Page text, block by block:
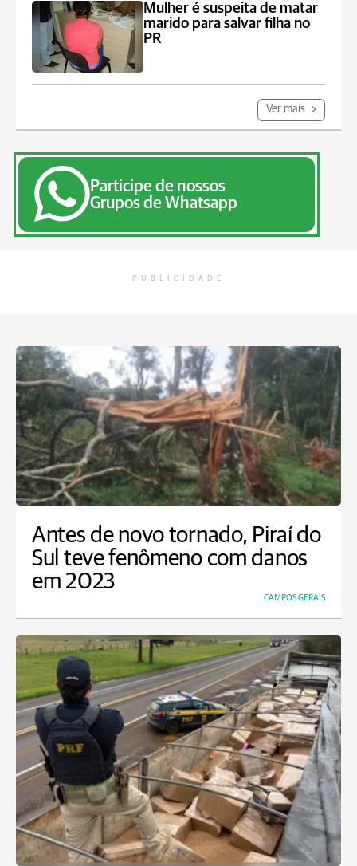
Mulher é suspeita de matar
marido para salvar filha no
PR
Ver mais
Participe de nossos
Grupos de Whatsapp
PUBLICIDADE
Antes de novo tornado, Piraí do
Sul teve fenômeno com danos
em 2023
CAMPOS GERAIS